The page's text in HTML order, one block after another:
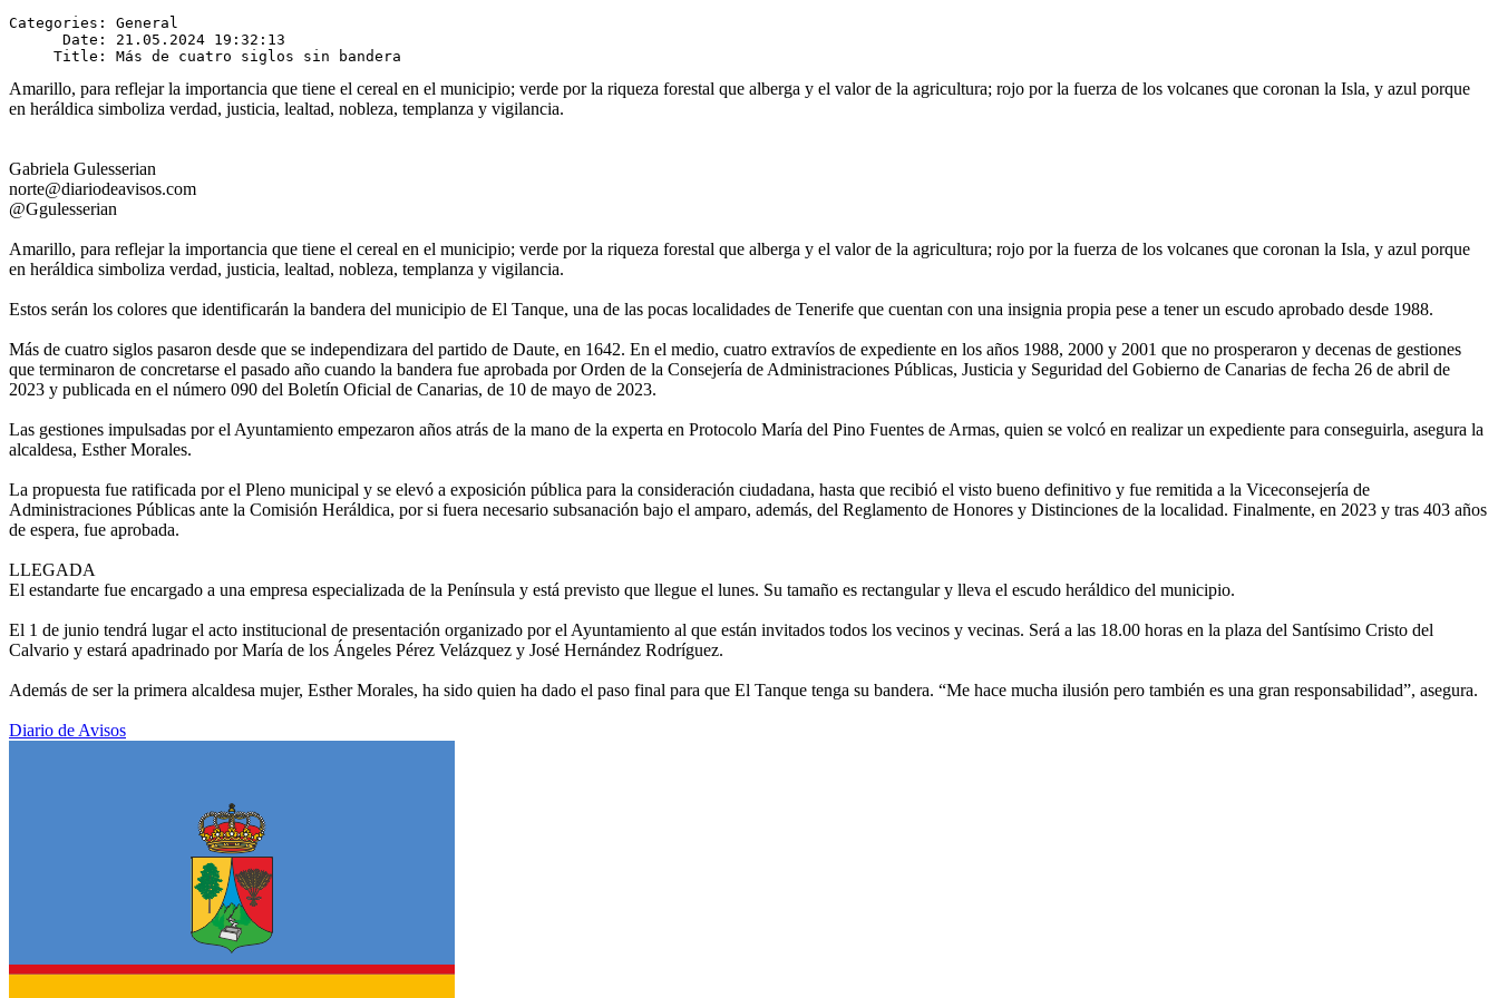
Categories: General
      Date: 21.05.2024 19:32:13
Amarillo, para reflejar la importancia que tiene el cereal en el municipio; verde por la riqueza forestal que alberga y el valor de la agricultura; rojo por la fuerza de los volcanes que coronan la Isla, y azul porque
en heráldica simboliza verdad, justicia, lealtad, nobleza, templanza y vigilancia.
Gabriela Gulesserian
norte@diariodeavisos.com
@Ggulesserian
Amarillo, para reflejar la importancia que tiene el cereal en el municipio; verde por la riqueza forestal que alberga y el valor de la agricultura; rojo por la fuerza de los volcanes que coronan la Isla, y azul porque
en heráldica simboliza verdad, justicia, lealtad, nobleza, templanza y vigilancia.
Estos serán los colores que identificarán la bandera del municipio de El Tanque, una de las pocas localidades de Tenerife que cuentan con una insignia propia pese a tener un escudo aprobado desde 1988.
Más de cuatro siglos pasaron desde que se independizara del partido de Daute, en 1642. En el medio, cuatro extravíos de expediente en los años 1988, 2000 y 2001 que no prosperaron y decenas de gestiones
que terminaron de concretarse el pasado año cuando la bandera fue aprobada por Orden de la Consejería de Administraciones Públicas, Justicia y Seguridad del Gobierno de Canarias de fecha 26 de abril de
2023 y publicada en el número 090 del Boletín Oficial de Canarias, de 10 de mayo de 2023.
Las gestiones impulsadas por el Ayuntamiento empezaron años atrás de la mano de la experta en Protocolo María del Pino Fuentes de Armas, quien se volcó en realizar un expediente para conseguirla, asegura la
alcaldesa, Esther Morales.
La propuesta fue ratificada por el Pleno municipal y se elevó a exposición pública para la consideración ciudadana, hasta que recibió el visto bueno definitivo y fue remitida a la Viceconsejería de
Administraciones Públicas ante la Comisión Heráldica, por si fuera necesario subsanación bajo el amparo, además, del Reglamento de Honores y Distinciones de la localidad. Finalmente, en 2023 y tras 403 años
de espera, fue aprobada.
LLEGADA
El estandarte fue encargado a una empresa especializada de la Península y está previsto que llegue el lunes. Su tamaño es rectangular y lleva el escudo heráldico del municipio.
El 1 de junio tendrá lugar el acto institucional de presentación organizado por el Ayuntamiento al que están invitados todos los vecinos y vecinas. Será a las 18.00 horas en la plaza del Santísimo Cristo del
Calvario y estará apadrinado por María de los Ángeles Pérez Velázquez y José Hernández Rodríguez.
Además de ser la primera alcaldesa mujer, Esther Morales, ha sido quien ha dado el paso final para que El Tanque tenga su bandera. “Me hace mucha ilusión pero también es una gran responsabilidad”, asegura.
Diario de Avisos